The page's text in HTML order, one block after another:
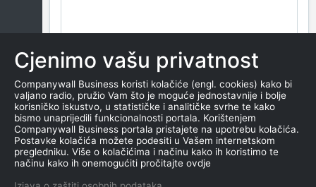
Cjenimo vašu privatnost
Companywall Business koristi kolačiće (engl. cookies) kako bi
valjano radio, pružio Vam što je moguće jednostavnije i bolje
korisničko iskustvo, u statističke i analitičke svrhe te kako
bismo unaprijedili funkcionalnosti portala. Korištenjem
Companywall Business portala pristajete na upotrebu kolačića.
Postavke kolačića možete podesiti u Vašem internetskom
pregledniku. Više o kolačićima i načinu kako ih koristimo te
načinu kako ih onemogućiti pročitajte ovdje